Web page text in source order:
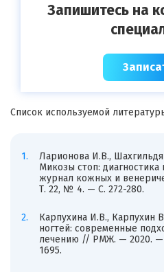
Запишитесь на
Список используемой
Ларионова И.В.,
Микозы стоп:
журнал кожных и
Т. 22, № 4. — С. 272-280.
Карпухина И.В., Карпухин
ногтей: современные
лечению // РМЖ. — 2020. —
1695.